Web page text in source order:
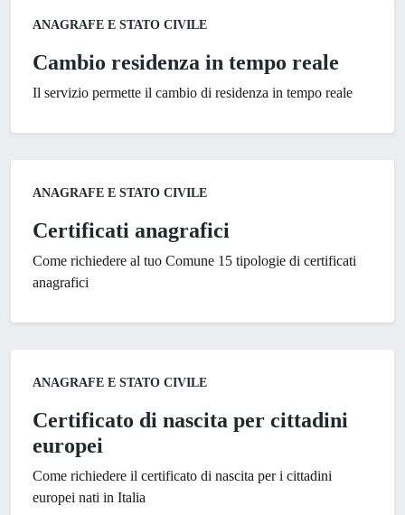
Categoria:
ANAGRAFE E STATO CIVILE
Cambio residenza in tempo reale
Il servizio permette il cambio di residenza in tempo reale
Categoria:
ANAGRAFE E STATO CIVILE
Certificati anagrafici
Come richiedere al tuo Comune 15 tipologie di certificati
anagrafici
Categoria:
ANAGRAFE E STATO CIVILE
Certificato di nascita per cittadini
europei
Come richiedere il certificato di nascita per i cittadini
europei nati in Italia